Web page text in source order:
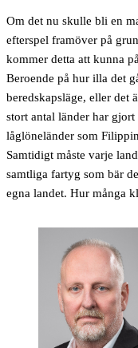
Om det nu skulle bli en
efterspel framöver på
kommer detta att kunna
Beroende på hur illa det
beredskapsläge, eller det
stort antal länder har
låglöneländer som
Samtidigt måste varje
samtliga fartyg som bär
egna landet. Hur många